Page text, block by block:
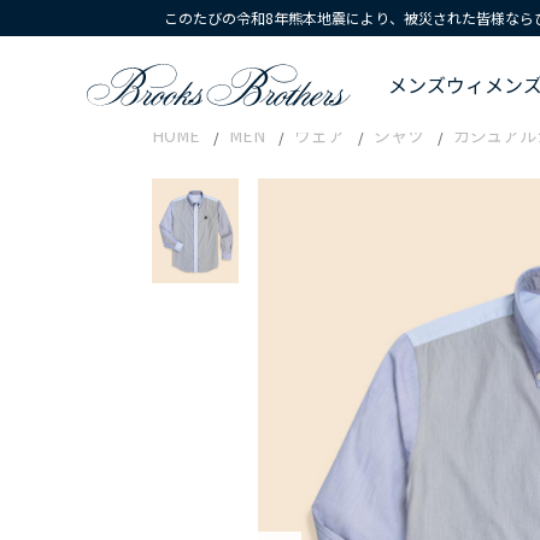
このたびの令和8年熊本地震により、被災された皆様な
メンズウィメン
HOME MEN ウェア シャツ カジュア